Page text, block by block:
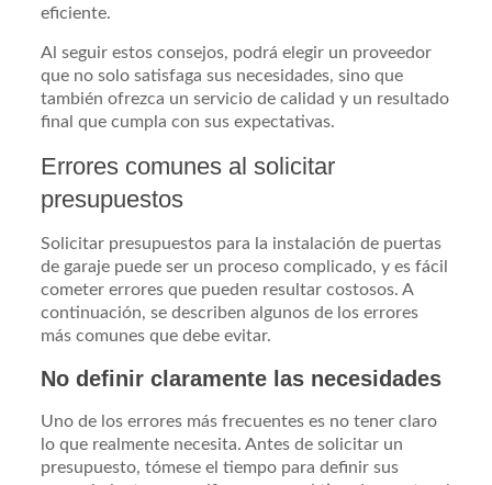
eficiente.
Al seguir estos consejos, podrá elegir un proveedor
que no solo satisfaga sus necesidades, sino que
también ofrezca un servicio de calidad y un resultado
final que cumpla con sus expectativas.
Errores comunes al solicitar
presupuestos
Solicitar presupuestos para la instalación de puertas
de garaje puede ser un proceso complicado, y es fácil
cometer errores que pueden resultar costosos. A
continuación, se describen algunos de los errores
más comunes que debe evitar.
No definir claramente las necesidades
Uno de los errores más frecuentes es no tener claro
lo que realmente necesita. Antes de solicitar un
presupuesto, tómese el tiempo para definir sus